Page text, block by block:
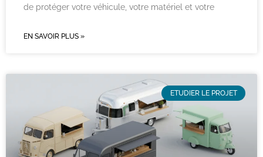
de protéger votre véhicule, votre matériel et votre
EN SAVOIR PLUS »
ETUDIER LE PROJET